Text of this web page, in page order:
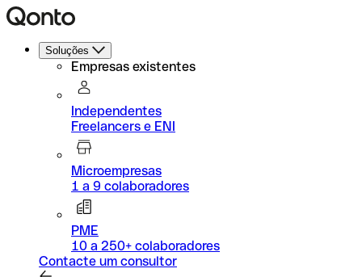
Soluções
Empresas existentes
Independentes
Freelancers e ENI
Microempresas
1 a 9 colaboradores
PME
10 a 250+ colaboradores
Contacte um consultor